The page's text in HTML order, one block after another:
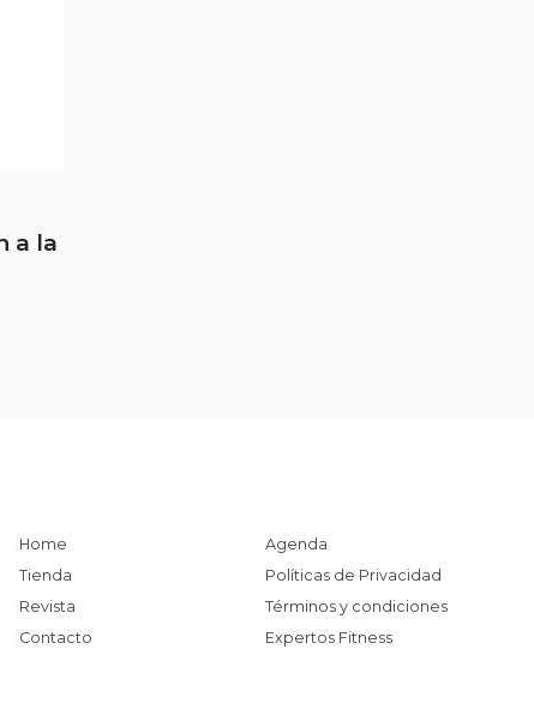
a la
Home
Tienda
Revista
Contacto
Agenda
Políticas de Privacidad
Términos y condiciones
Expertos Fitness